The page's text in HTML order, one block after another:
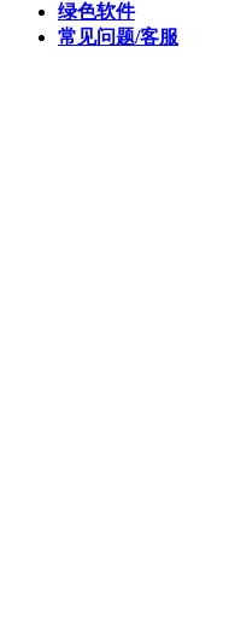
绿色软件
常见问题/客服